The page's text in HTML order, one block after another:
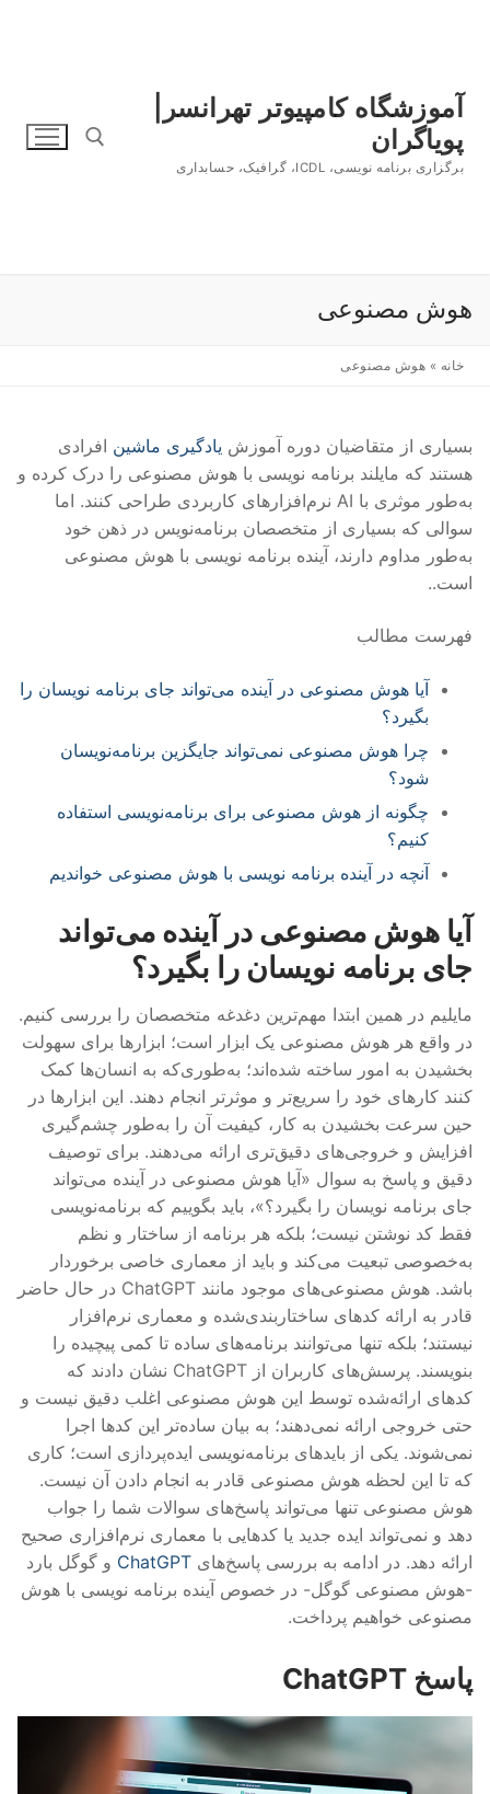
آموزشگاه کامپیوتر تهرانسر|
پویاگران
برگزاری برنامه نویسی، ICDL، گرافیک، حسابداری
هوش مصنوعی
خانه » هوش مصنوعی
بسیاری از متقاضیان دوره آموزش یادگیری ماشین افرادی
هستند که مایلند برنامه نویسی با هوش مصنوعی را درک کرده و
به‌طور موثری با AI نرم‌افزارهای کاربردی طراحی کنند. اما
سوالی که بسیاری از متخصصان برنامه‌نویس در ذهن خود
به‌طور مداوم دارند، آینده برنامه نویسی با هوش مصنوعی
است..
فهرست مطالب
آیا هوش مصنوعی در آینده می‌تواند جای برنامه نویسان را
بگیرد؟
چرا هوش مصنوعی نمی‌تواند جایگزین برنامه‌نویسان
شود؟
چگونه از هوش مصنوعی برای برنامه‌نویسی استفاده
کنیم؟
آنچه در آینده برنامه نویسی با هوش مصنوعی خواندیم
آیا هوش مصنوعی در آینده می‌تواند
جای برنامه نویسان را بگیرد؟
مایلیم در همین ابتدا مهم‌ترین دغدغه متخصصان را بررسی کنیم.
در واقع هر هوش مصنوعی یک ابزار است؛ ابزارها برای سهولت
بخشیدن به امور ساخته شده‌اند؛ به‌طوری‌که به انسان‌ها کمک
کنند کارهای خود را سریع‌تر و موثرتر انجام دهند. این ابزارها در
حین سرعت بخشیدن به کار، کیفیت آن را به‌طور چشم‌گیری
افزایش و خروجی‌های دقیق‌تری ارائه می‌دهند. برای توصیف
دقیق و پاسخ به سوال «آیا هوش مصنوعی در آینده می‌تواند
جای برنامه نویسان را بگیرد؟»، باید بگوییم که برنامه‌نویسی
فقط کد نوشتن نیست؛ بلکه هر برنامه از ساختار و نظم
به‌خصوصی تبعیت می‌کند و باید از معماری خاصی برخوردار
باشد. هوش مصنوعی‌های موجود مانند ChatGPT در حال حاضر
قادر به ارائه کدهای ساختاربندی‌شده و معماری نرم‌افزار
نیستند؛ بلکه تنها می‌توانند برنامه‌های ساده تا کمی پیچیده را
بنویسند. پرسش‌های کاربران از ChatGPT نشان دادند که
کدهای ارائه‌شده توسط این هوش مصنوعی اغلب دقیق نیست و
حتی خروجی ارائه نمی‌دهند؛ به بیان ساده‌تر این کدها اجرا
نمی‌شوند. یکی از بایدهای برنامه‌نویسی ایده‌پردازی است؛ کاری
که تا این لحظه هوش مصنوعی قادر به انجام دادن آن نیست.
هوش مصنوعی تنها می‌تواند پاسخ‌های سوالات شما را جواب
دهد و نمی‌تواند ایده‌ جدید یا کدهایی با معماری نرم‌افزاری صحیح
ارائه دهد. در ادامه به بررسی پاسخ‌های ChatGPT و گوگل بارد
-هوش مصنوعی گوگل- در خصوص آینده برنامه نویسی با هوش
مصنوعی خواهیم پرداخت.
پاسخ ChatGPT